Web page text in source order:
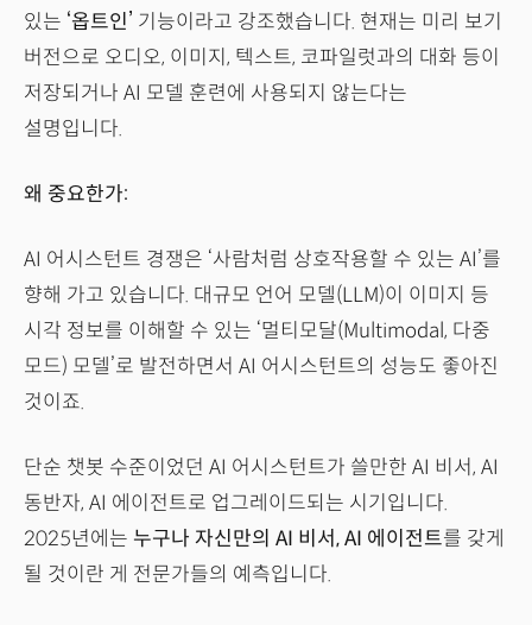
있는 ‘옵트인’ 기능이라고 강조했습니다. 현재는 미리 보기
버전으로 오디오, 이미지, 텍스트, 코파일럿과의 대화 등이
저장되거나 AI 모델 훈련에 사용되지 않는다는
설명입니다.
왜 중요한가:
AI 어시스턴트 경쟁은 ‘사람처럼 상호작용할 수 있는 AI’를
향해 가고 있습니다. 대규모 언어 모델(LLM)이 이미지 등
시각 정보를 이해할 수 있는 ‘멀티모달(Multimodal, 다중
모드) 모델’로 발전하면서 AI 어시스턴트의 성능도 좋아진
것이죠.
단순 챗봇 수준이었던 AI 어시스턴트가 쓸만한 AI 비서, AI
동반자, AI 에이전트로 업그레이드되는 시기입니다.
2025년에는 누구나 자신만의 AI 비서, AI 에이전트를 갖게
될 것이란 게 전문가들의 예측입니다.